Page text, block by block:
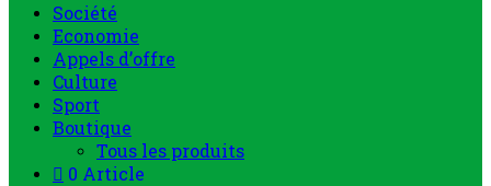
Société
Economie
Appels d’offre
Culture
Sport
Boutique
Tous les produits
0 Article